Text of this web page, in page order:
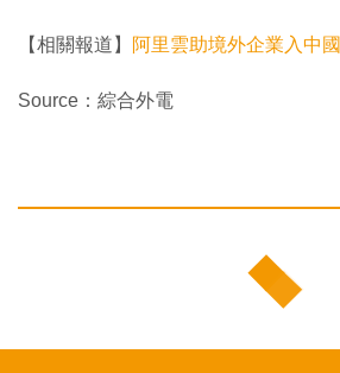
【相關報道】 阿里雲助境外企業入中國
Source：綜合外電